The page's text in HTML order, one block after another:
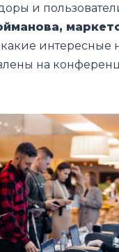
и
какие интересные
на